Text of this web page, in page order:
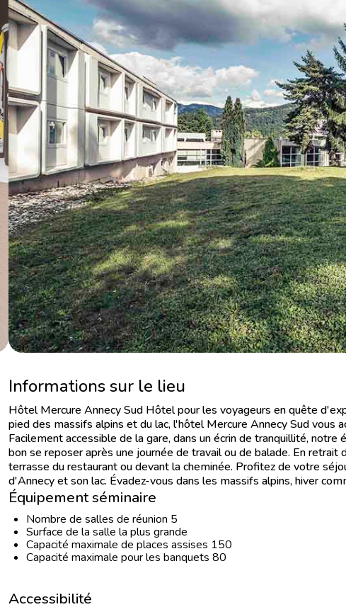
Séminaire Strasbourg
Séminaire Toulouse
Informations sur le lieu
Hôtel Mercure Annecy Sud Hôtel pour les voyageurs en quête
pied des massifs alpins et du lac, l'hôtel Mercure Annecy Sud vous
Facilement accessible de la gare, dans un écrin de tranquillité,
bon se reposer après une journée de travail ou de balade. En
terrasse du restaurant ou devant la cheminée. Profitez de votre
d'Annecy et son lac. Évadez-vous dans les massifs alpins, hiver
Équipement séminaire
Nombre de salles de réunion 5
Surface de la salle la plus grande
Capacité maximale de places assises 150
Capacité maximale pour les banquets 80
Accessibilité